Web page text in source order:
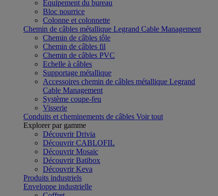
Equipement du bureau
Bloc nourrice
Colonne et colonnette
Chemin de câbles métallique Legrand Cable Management
Chemin de câbles tôle
Chemin de câbles fil
Chemin de câbles PVC
Echelle à câbles
Supportage métallique
Accessoires chemin de câbles métallique Legrand
Cable Management
Système coupe-feu
Visserie
Conduits et cheminements de câbles Voir tout
Explorer par gamme
Découvrir Drivia
Découvrir CABLOFIL
Découvrir Mosaic
Découvrir Batibox
Découvrir Keva
Produits industriels
Enveloppe industrielle